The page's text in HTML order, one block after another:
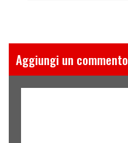
Aggiungi un commento